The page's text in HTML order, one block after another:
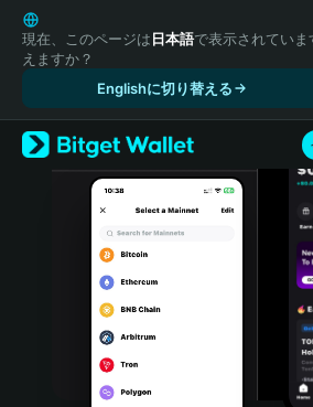
English
日本語
Tiếng Việt
Español (Latinoamérica)
Türkçe
Italiano
Português (Portugal)
Bahasa Indonesia
現在、このページは日本語で表示されていま
えますか？
Englishに切り替える